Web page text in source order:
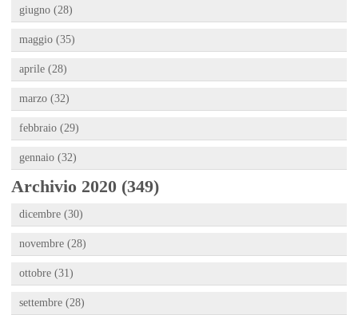
giugno (28)
maggio (35)
aprile (28)
marzo (32)
febbraio (29)
gennaio (32)
Archivio 2020 (349)
dicembre (30)
novembre (28)
ottobre (31)
settembre (28)